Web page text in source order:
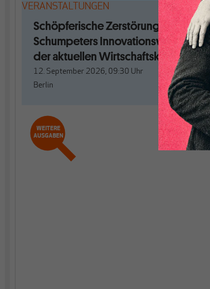
VERANSTALTUNGEN
Schöpferische Zerstörung. Mit
Schumpeters Innovationswellen aus
der aktuellen Wirtschaftskrise?
12. September 2026, 09:30 Uhr
Berlin
WEITERE
AUSGABEN